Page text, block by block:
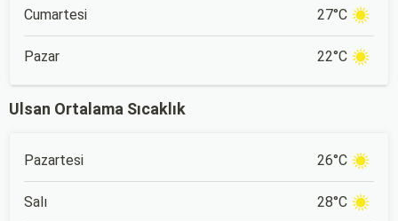
Cumartesi 27°C
Pazar 22°C
Ulsan Ortalama Sıcaklık
Pazartesi 26°C
Salı 28°C